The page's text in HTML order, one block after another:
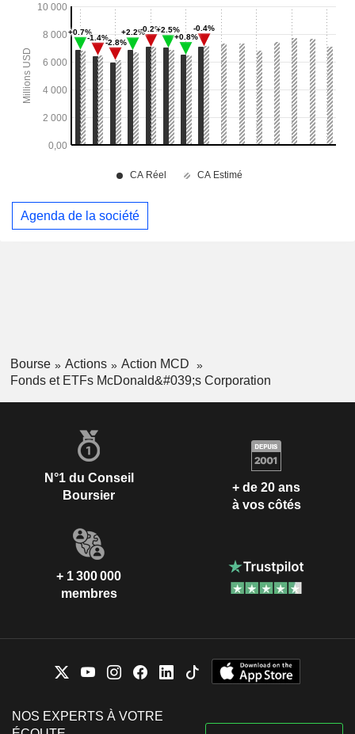
Agenda de la société
Bourse Actions
Action MCD
Fonds et ETFs McDonald&#039;s Corporation
N°1 du Conseil
Boursier
+ de 20 ans
à vos côtés
+ 1 300 000
membres
NOS EXPERTS À VOTRE